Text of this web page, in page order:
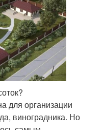
для организации
виноградника. Но